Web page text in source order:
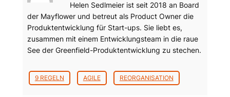
Helen Sedlmeier ist seit 2018 an Board
der Mayflower und betreut als Product Owner die
Produktentwicklung für Start-ups. Sie liebt es,
zusammen mit einem Entwicklungsteam in die raue
See der Greenfield-Produktentwicklung zu stechen.
9 REGELN AGILE REORGANISATION